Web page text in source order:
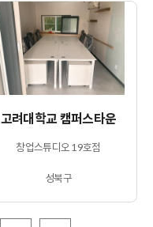
고려대학교 캠퍼스타운
창업스튜디오 19호점
성북구